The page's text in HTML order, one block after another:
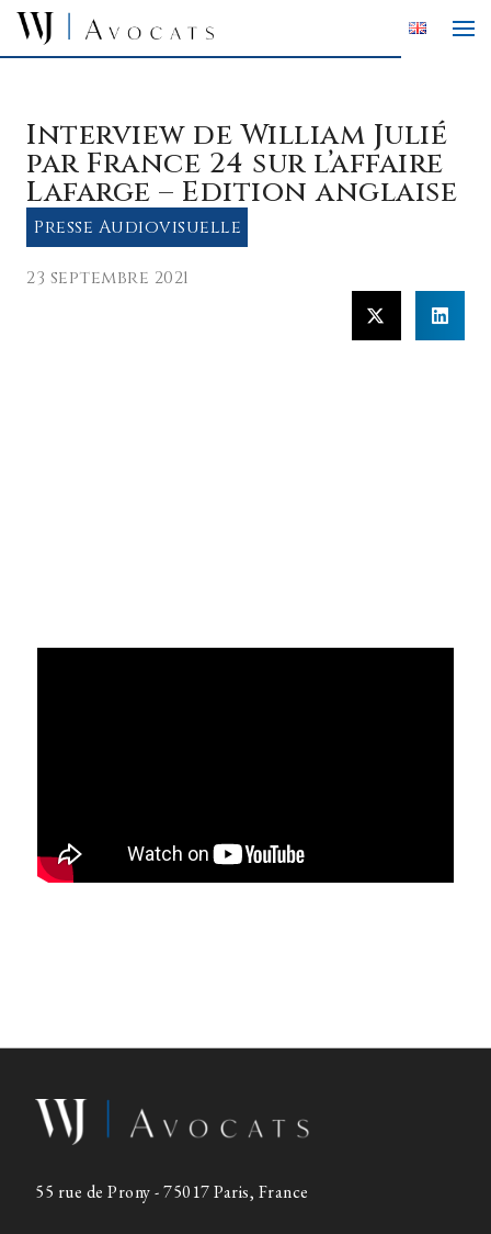
Skip to main content
Interview de William Julié
par France 24 sur l’affaire
Lafarge – Edition anglaise
Presse Audiovisuelle
23 septembre 2021
55 rue de Prony - 75017 Paris, France